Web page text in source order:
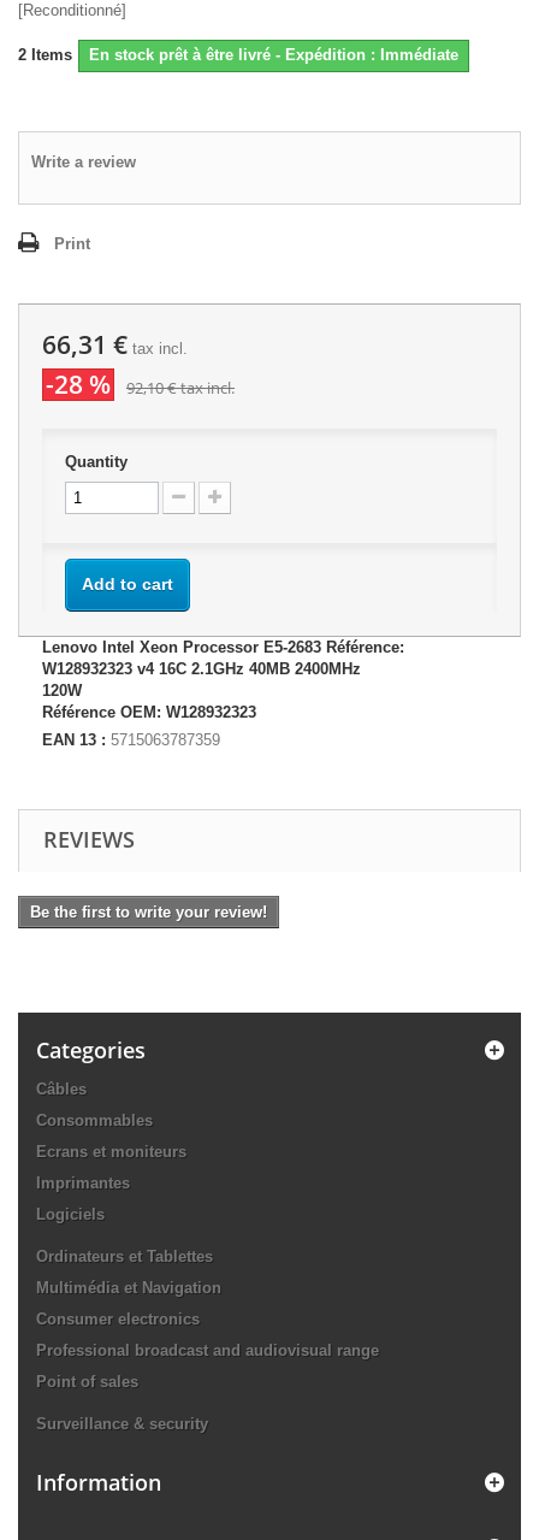
[Reconditionné]
2 Items En stock prêt à être livré - Expédition : Immédiate
Write a review
Print
66,31 € tax incl.
-28 % 92,10 €tax incl.
Quantity
Add to cart
Lenovo Intel Xeon Processor E5-2683 Référence:
W128932323 v4 16C 2.1GHz 40MB 2400MHz
120W
Référence OEM: W128932323
EAN 13 : 5715063787359
REVIEWS
Be the first to write your review!
Categories
Câbles
Consommables
Ecrans et moniteurs
Imprimantes
Logiciels
Ordinateurs et Tablettes
Multimédia et Navigation
Consumer electronics
Professional broadcast and audiovisual range
Point of sales
Surveillance & security
Information